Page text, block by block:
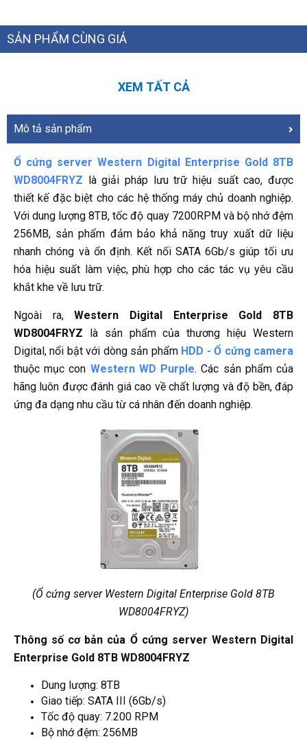
SẢN PHẨM CÙNG GIÁ
XEM TẤT CẢ
Mô tả sản phẩm
Ổ cứng server Western Digital Enterprise Gold 8TB
WD8004FRYZ là giải pháp lưu trữ hiệu suất cao, được
thiết kế đặc biệt cho các hệ thống máy chủ doanh nghiệp.
Với dung lượng 8TB, tốc độ quay 7200RPM và bộ nhớ đệm
256MB, sản phẩm đảm bảo khả năng truy xuất dữ liệu
nhanh chóng và ổn định. Kết nối SATA 6Gb/s giúp tối ưu
hóa hiệu suất làm việc, phù hợp cho các tác vụ yêu cầu
khắt khe về lưu trữ.
Ngoài ra,Western Digital Enterprise Gold 8TB
WD8004FRYZ là sản phẩm của thương hiệu Western
Digital, nổi bật với dòng sản phẩm HDD - Ổ cứng camera
thuộc mục con Western WD Purple. Các sản phẩm của
hãng luôn được đánh giá cao về chất lượng và độ bền, đáp
ứng đa dạng nhu cầu từ cá nhân đến doanh nghiệp.
(Ổ cứng server Western Digital Enterprise Gold 8TB
WD8004FRYZ)
Thông số cơ bản của Ổ cứng server Western Digital
Enterprise Gold 8TB WD8004FRYZ
Dung lượng: 8TB
Giao tiếp: SATA III (6Gb/s)
Tốc độ quay: 7.200 RPM
Bộ nhớ đệm: 256MB